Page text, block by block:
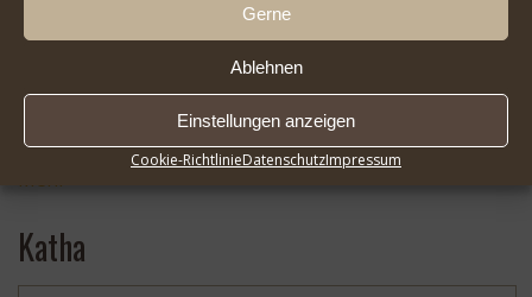
Gerne
Ablehnen
Einstellungen anzeigen
Cookie-RichtlinieDatenschutzImpressum
2026-08-01 Infoseite DER HOVAWART FlipBook |
Mehr
Katha